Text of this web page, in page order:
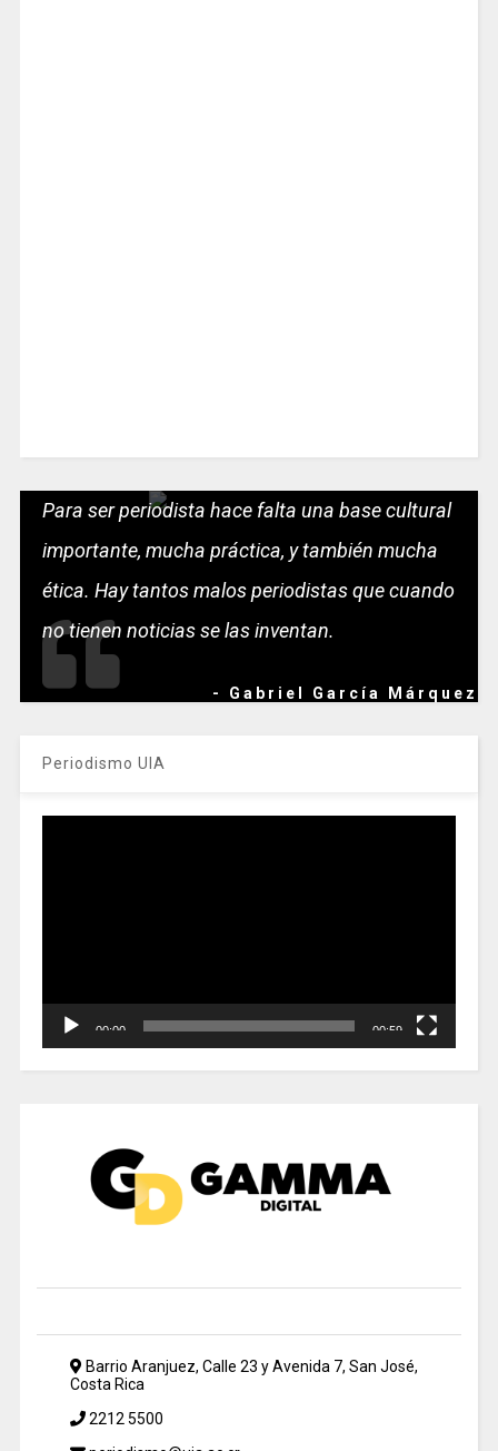
Para ser periodista hace falta una base cultural
importante, mucha práctica, y también mucha
ética. Hay tantos malos periodistas que cuando
no tienen noticias se las inventan.
- Gabriel García Márquez
Periodismo UIA
00:00 00:59
Barrio Aranjuez, Calle 23 y Avenida 7, San José,
Costa Rica
2212 5500